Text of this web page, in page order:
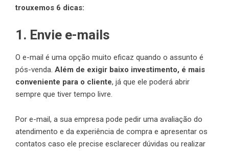
trouxemos 6 dicas:
1. Envie e-mails
O e-mail é uma opção muito eficaz quando o assunto é
pós-venda. Além de exigir baixo investimento, é mais
conveniente para o cliente, já que ele poderá abrir
sempre que tiver tempo livre.
Por e-mail, a sua empresa pode pedir uma avaliação do
atendimento e da experiência de compra e apresentar os
contatos caso ele precise esclarecer dúvidas ou realizar